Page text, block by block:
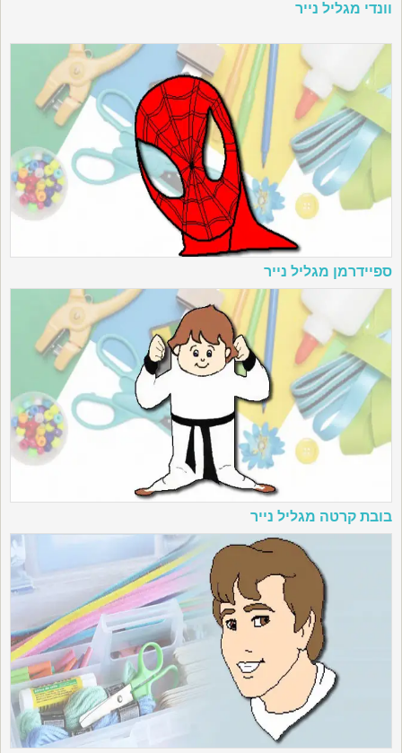
וונדי מגליל נייר
ספיידרמן מגליל נייר
בובת קרטה מגליל נייר